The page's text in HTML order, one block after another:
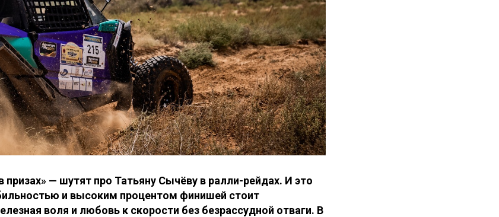
призах» — шутят про Татьяну Сычёву в ралли-рейдах. И это
и высоким процентом финишей стоит
воля и любовь к скорости без безрассудной отваги. В